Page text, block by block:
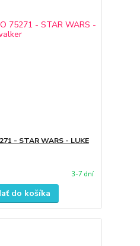
- STAR WARS - LUKE
3-7 dní
do košíka